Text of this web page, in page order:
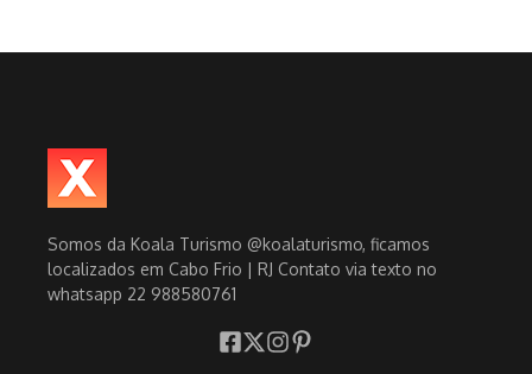
Somos da Koala Turismo @koalaturismo, ficamos
localizados em Cabo Frio | RJ Contato via texto no
whatsapp 22 988580761